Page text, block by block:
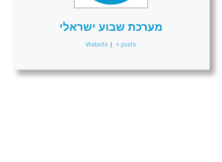
מערכת שבוע ישראלי
Website | + posts